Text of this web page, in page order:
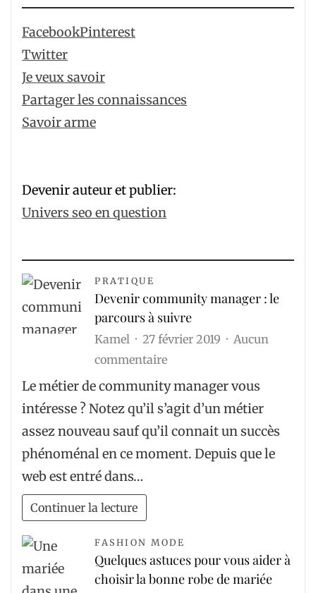
FacebookPinterest
Twitter
Je veux savoir
Partager les connaissances
Savoir arme
Devenir auteur et publier:
Univers seo en question
PRATIQUE
Devenir community manager : le
parcours à suivre
Kamel 27 février 2019
Aucun
commentairesur
Devenir
community
manager
le
Le métier de community manager vous
intéresse ? Notez qu’il s’agit d’un métier
assez nouveau sauf qu’il connait un succès
phénoménal en ce moment. Depuis que le
web est entré dans…
Continuer la lecture
FASHION MODE
Quelques astuces pour vous aider à
choisir la bonne robe de mariée